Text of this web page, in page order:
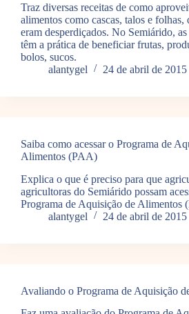
Traz diversas receitas de como
alimentos como cascas, talos e folhas,
eram desperdiçados. No Semiárido,
têm a prática de beneficiar frutas,
bolos, sucos.
alantygel
24 de abril de 2015
Saiba como acessar o Programa de
Alimentos (PAA)
Explica o que é preciso para que
agricultoras do Semiárido possam
Programa de Aquisição de Alimentos
alantygel
24 de abril de 2015
Avaliando o Programa de Aquisição